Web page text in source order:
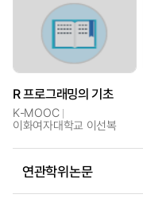
R 프로그래밍의 기초
K-MOOC
이화여자대학교 이선복
연관학위논문